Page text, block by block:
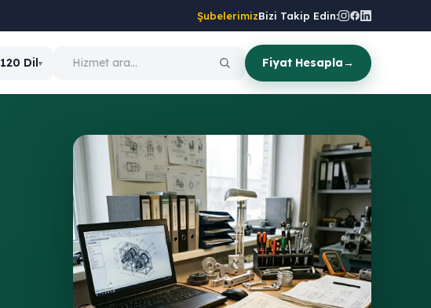
ŞubelerimizBizi Takip Edin:
120 Dil▾ Fiyat Hesapla→